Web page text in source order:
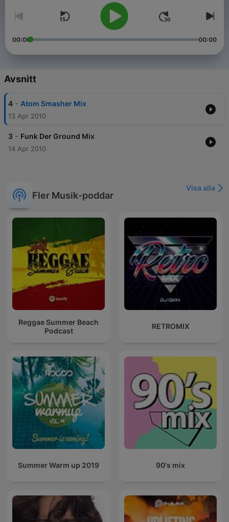
00:00 00:00
Avsnitt
4 - Atom Smasher Mix
13 Apr 2010
3 - Funk Der Ground Mix
14 Apr 2010
Fler Musik-poddar
Visa alla
Reggae Summer Beach
Podcast
RETROMIX
Summer Warm up 2019 90's mix